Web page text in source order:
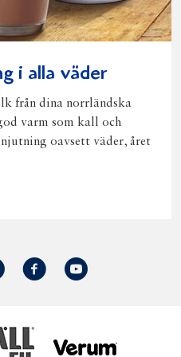
i alla väder
från dina norrländska
varm som kall och
oavsett väder, året
Norrmejerier
Facebook
Youtube
Fjällfil